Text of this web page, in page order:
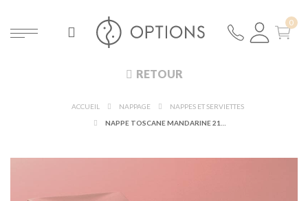
RETOUR
ACCUEIL NAPPAGE
NAPPES ET SERVIETTES